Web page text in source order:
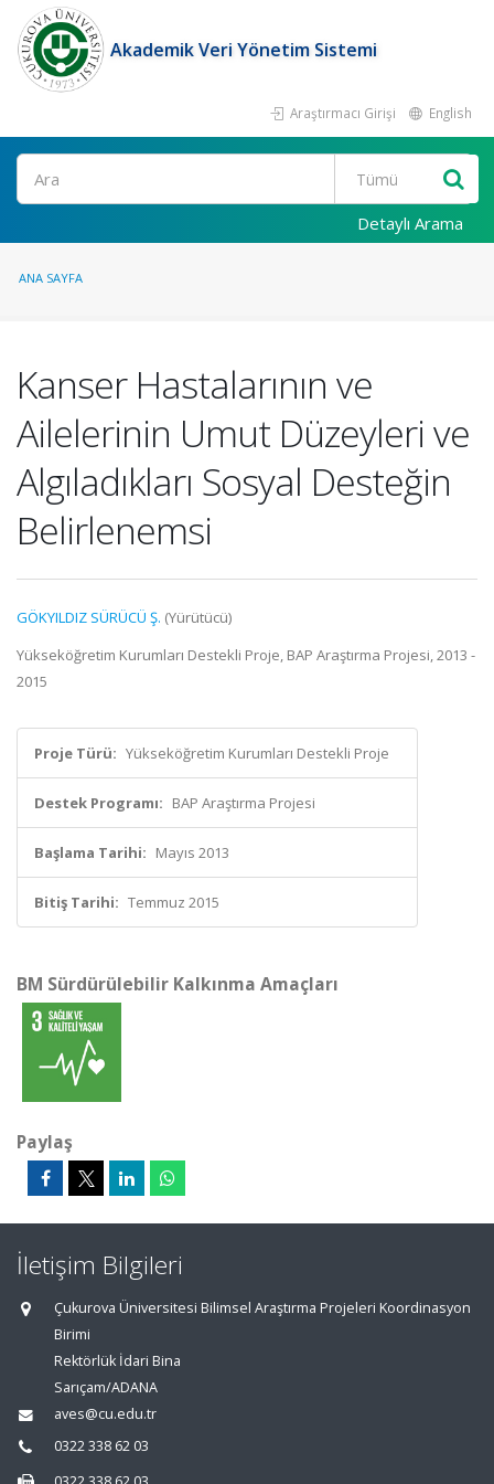
Akademik Veri Yönetim Sistemi
Araştırmacı Girişi English
Ara
Detaylı Arama
ANA SAYFA
Kanser Hastalarının ve
Ailelerinin Umut Düzeyleri ve
Algıladıkları Sosyal Desteğin
Belirlenemsi
GÖKYILDIZ SÜRÜCÜ Ş. (Yürütücü)
Yükseköğretim Kurumları Destekli Proje, BAP Araştırma Projesi, 2013 -
2015
Proje Türü: Yükseköğretim Kurumları Destekli Proje
Destek Programı: BAP Araştırma Projesi
Başlama Tarihi: Mayıs 2013
Bitiş Tarihi: Temmuz 2015
BM Sürdürülebilir Kalkınma Amaçları
Paylaş
İletişim Bilgileri
Çukurova Üniversitesi Bilimsel Araştırma Projeleri Koordinasyon
Birimi
Rektörlük İdari Bina
Sarıçam/ADANA
aves@cu.edu.tr
0322 338 62 03